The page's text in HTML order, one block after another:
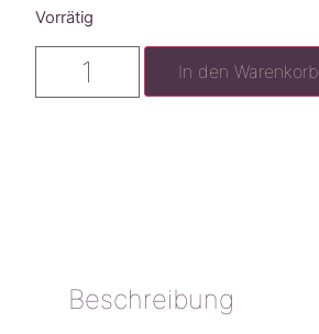
Vorrätig
In den Warenkorb
Beschreibung